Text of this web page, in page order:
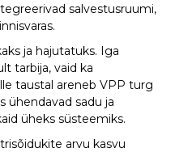
salvestusruumi,
ja hajutatuks. Iga
tarbija, vaid ka
taustal areneb VPP turg
ühendavad sadu ja
üheks süsteemiks.
arvu kasvu